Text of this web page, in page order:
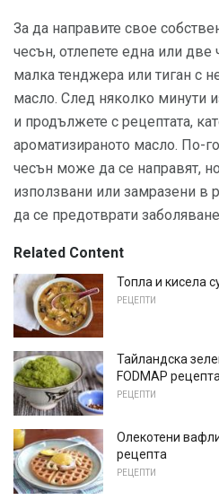
За да направите свое
чесън, отлепете една или две
малка тенджера или тиган с
масло. След няколко минути
и продължете с рецептата,
ароматизираното масло. По-
чесън може да се направят,
използвани или замразени в
да се предотврати
Related Content
Топла и кисела
РЕЦЕПТИ
Тайландска
FODMAP
РЕЦЕПТИ
Олекотени
рецепта
РЕЦЕПТИ